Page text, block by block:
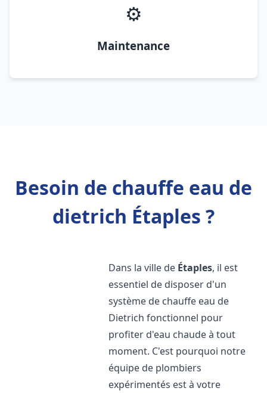
⚙️
Maintenance
Besoin de chauffe eau de
dietrich Étaples ?
Dans la ville de Étaples, il est
essentiel de disposer d'un
système de chauffe eau de
Dietrich fonctionnel pour
profiter d'eau chaude à tout
moment. C'est pourquoi notre
équipe de plombiers
expérimentés est à votre